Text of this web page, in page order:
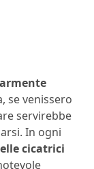
se venissero
servirebbe
In ogni
cicatrici